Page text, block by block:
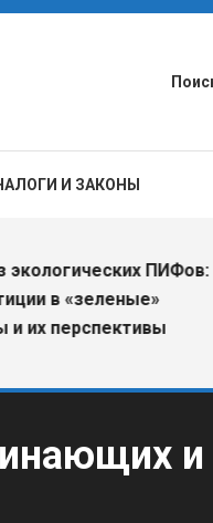
И ЗАКОНЫ
ПИФов:
в «зеленые»
перспективы
и